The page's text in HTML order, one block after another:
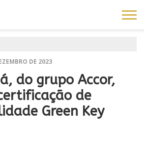
DE 2023
do grupo Accor,
de
Green Key